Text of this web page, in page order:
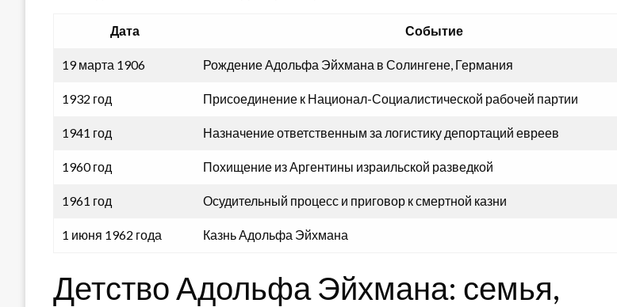
Дата Событие
19 марта 1906 Рождение Адольфа Эйхмана в Солингене, Германия
1932 год Присоединение к Национал-Социалистической рабочей партии
1941 год Назначение ответственным за логистику депортаций евреев
1960 год Похищение из Аргентины израильской разведкой
1961 год Осудительный процесс и приговор к смертной казни
1 июня 1962 года Казнь Адольфа Эйхмана
Детство Адольфа Эйхмана: семья,